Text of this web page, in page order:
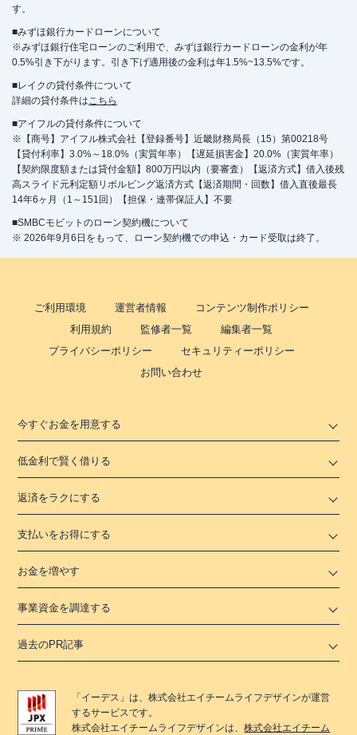
す。
■みずほ銀行カードローンについて
※みずほ銀行住宅ローンのご利用で、みずほ銀行カードローンの金利が年
0.5%引き下がります。引き下げ適用後の金利は年1.5%~13.5%です。
■レイクの貸付条件について
詳細の貸付条件はこちら
■アイフルの貸付条件について
※【商号】アイフル株式会社【登録番号】近畿財務局長（15）第00218号
【貸付利率】3.0%～18.0%（実質年率）【遅延損害金】20.0%（実質年率）
【契約限度額または貸付金額】800万円以内（要審査）【返済方式】借入後残
高スライド元利定額リボルビング返済方式【返済期間・回数】借入直後最長
14年6ヶ月（1～151回）【担保・連帯保証人】不要
■SMBCモビットのローン契約機について
※ 2026年9月6日をもって、ローン契約機での申込・カード受取は終了。
ご利用環境 運営者情報
コンテンツ制作ポリシー
利用規約
監修者一覧
編集者一覧
プライバシーポリシー
セキュリティーポリシー
お問い合わせ
今すぐお金を用意する
低金利で賢く借りる
返済をラクにする
支払いをお得にする
お金を増やす
事業資金を調達する
過去のPR記事
「 イーデス 」は、株式会社エイチームライフデザインが運営
するサービスです。
株式会社エイチームライフデザインは、株式会社エイチーム